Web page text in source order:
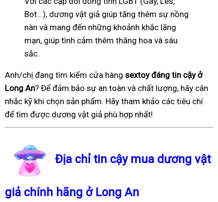
Bot...), dương vật giả giúp tăng thêm sự nồng
nàn và mang đến những khoảnh khắc lãng
mạn, giúp tình cảm thêm thăng hoa và sâu
sắc.
Anh/chị đang tìm kiếm cửa hàng sextoy đáng tin cậy ở
Long An? Để đảm bảo sự an toàn và chất lượng, hãy cân
nhắc kỹ khi chọn sản phẩm. Hãy tham khảo các tiêu chí
để tìm được dương vật giả phù hợp nhất!
Địa chỉ tin cậy mua dương vật
giả chính hãng ở Long An